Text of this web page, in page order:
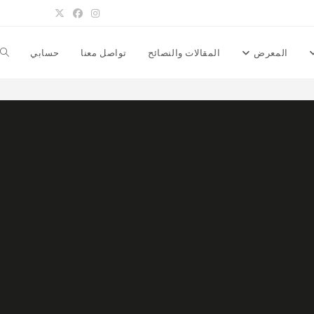
المعرض المقالات والنصائح تواصل معنا حسابي